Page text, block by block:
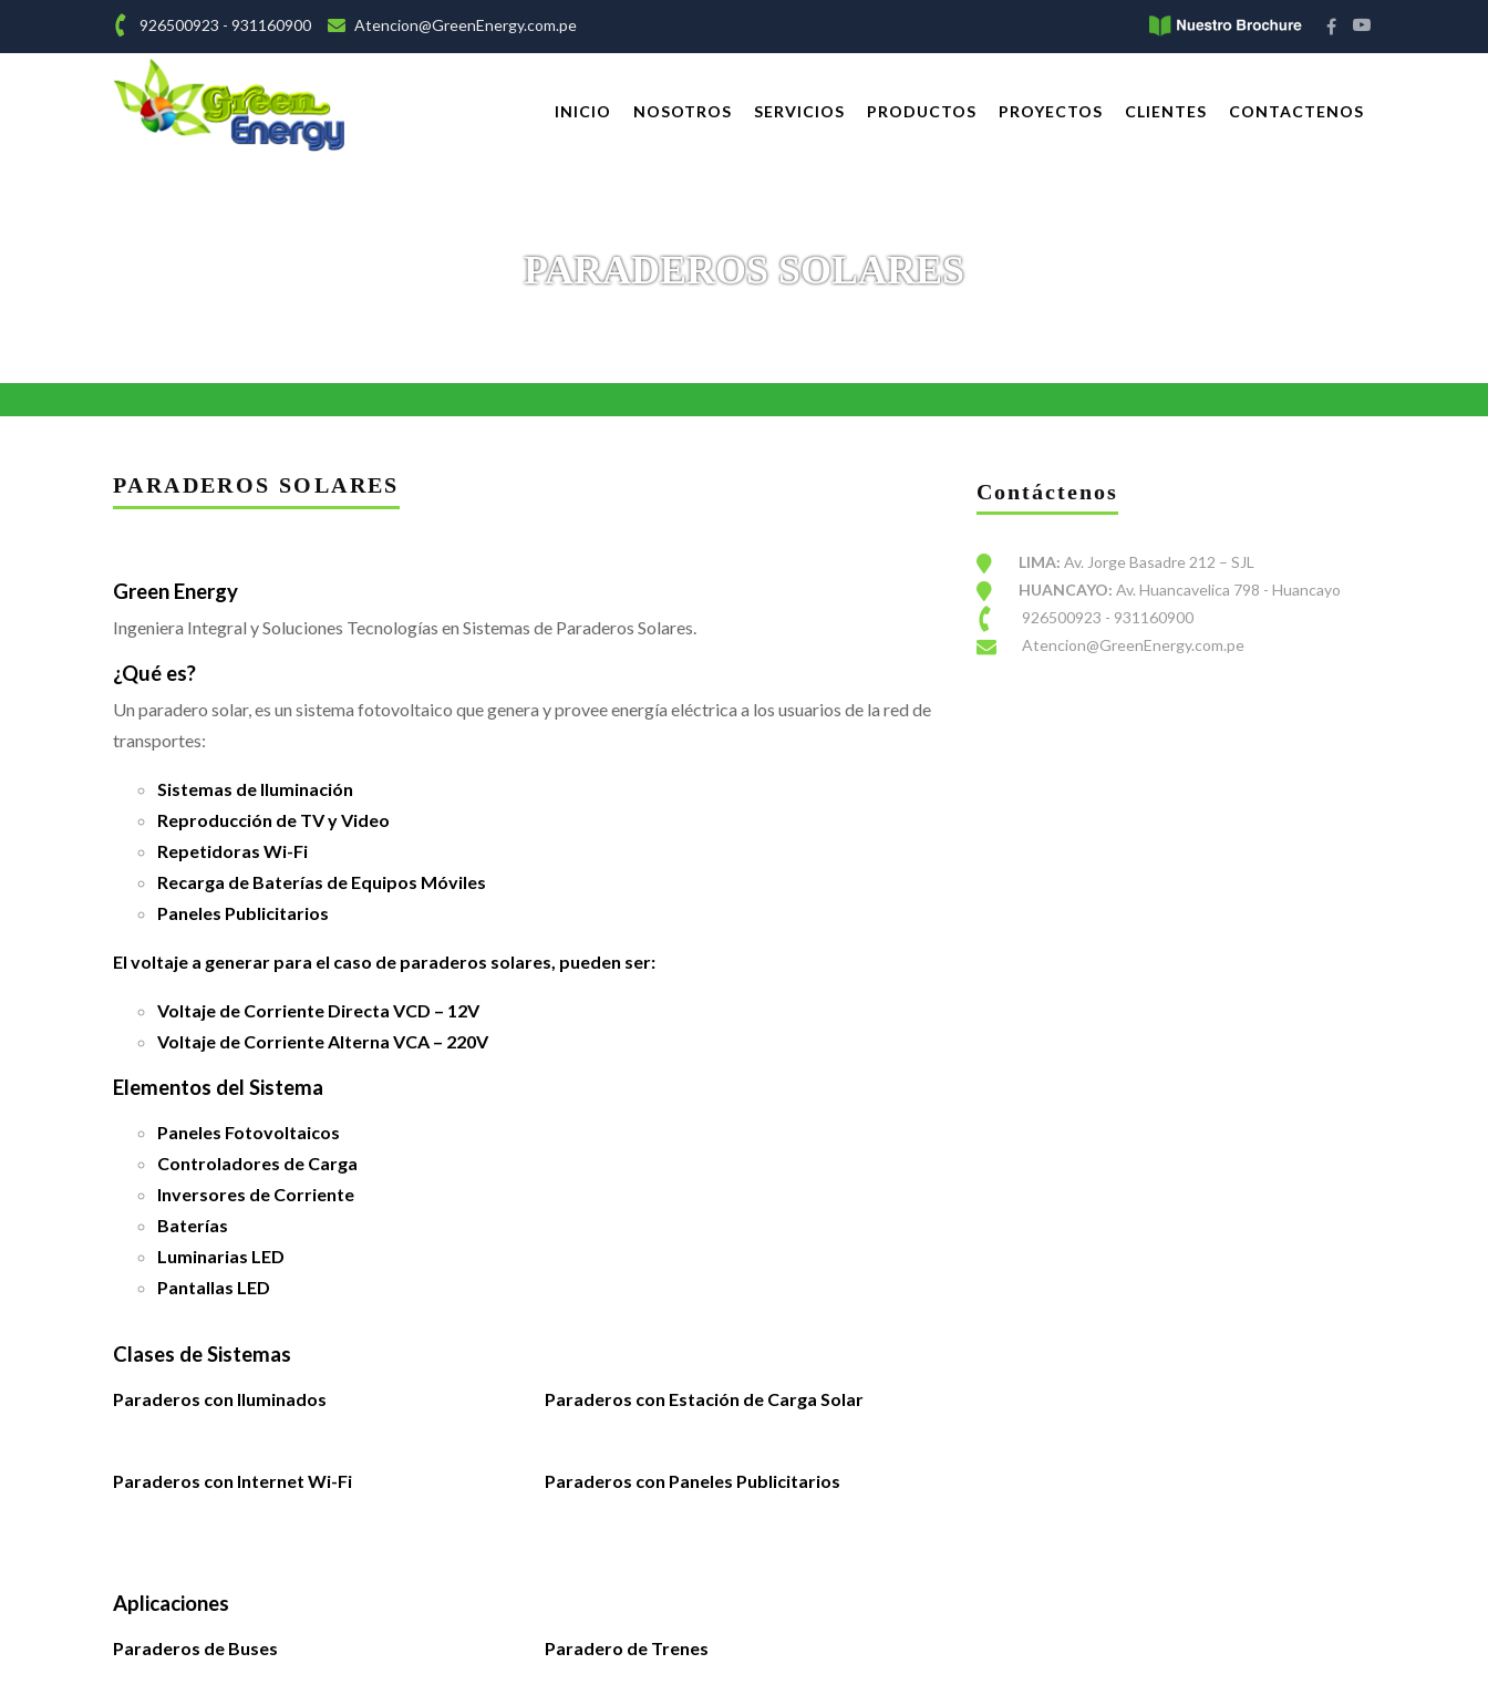
926500923 - 931160900 Atencion@GreenEnergy.com.pe
INICIO NOSOTROS SERVICIOS PRODUCTOS PROYECTOS CLIENTES CONTACTENOS
PARADEROS SOLARES
PARADEROS SOLARES
Green Energy
Ingeniera Integral y Soluciones Tecnologías en Sistemas de Paraderos Solares.
¿Qué es?
Un paradero solar, es un sistema fotovoltaico que genera y provee energía eléctrica a los usuarios de la red de
transportes:
Sistemas de Iluminación
Reproducción de TV y Video
Repetidoras Wi-Fi
Recarga de Baterías de Equipos Móviles
Paneles Publicitarios
El voltaje a generar para el caso de paraderos solares, pueden ser:
Voltaje de Corriente Directa VCD – 12V
Voltaje de Corriente Alterna VCA – 220V
Elementos del Sistema
Paneles Fotovoltaicos
Controladores de Carga
Inversores de Corriente
Baterías
Luminarias LED
Pantallas LED
Clases de Sistemas
Paraderos con Iluminados Paraderos con Estación de Carga Solar
Paraderos con Internet Wi-Fi Paraderos con Paneles Publicitarios
Aplicaciones
Paraderos de Buses Paradero de Trenes
Contáctenos
LIMA: Av. Jorge Basadre 212 – SJL
HUANCAYO: Av. Huancavelica 798 - Huancayo
926500923 - 931160900
Atencion@GreenEnergy.com.pe